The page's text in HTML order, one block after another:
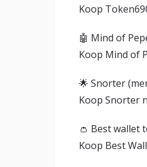
Koop
🤖 Mind of
Koop Mind of
🌟 Snorter
Koop Snorter
👛 Best wallet
Koop Best